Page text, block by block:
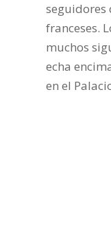
seguidores
franceses.
muchos
echa
en el